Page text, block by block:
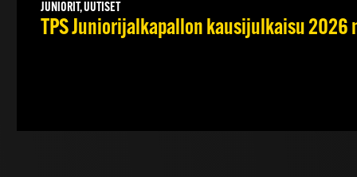
JUNIORIT, UUTISET
TPS Juniorijalkapallon kausijulkaisu 2026